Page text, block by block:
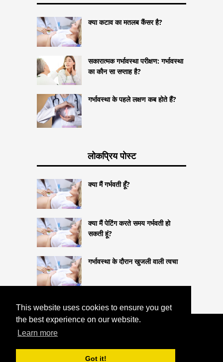
This website uses cookies to ensure you get
the best experience on our website.
Learn more
Got it!
क्या कटाव का मतलब कैंसर है?
सकारात्मक गर्भावस्था परीक्षण: गर्भावस्था
का कौन सा सप्ताह है?
गर्भावस्था के पहले लक्षण कब होते हैं?
लोकप्रिय पोस्ट
क्या मैं गर्भवती हूँ?
क्या मैं पेटिंग करते समय गर्भवती हो
सकती हूं?
गर्भावस्था के दौरान खुजली वाली त्वचा
HTTPS://LIFESTYLEMED.NET
बाद संभोग - कब शुरू करें?